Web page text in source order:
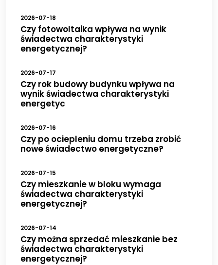
2026-07-18
Czy fotowoltaika wpływa na wynik
świadectwa charakterystyki
energetycznej?
2026-07-17
Czy rok budowy budynku wpływa na
wynik świadectwa charakterystyki
energetyc
2026-07-16
Czy po ociepleniu domu trzeba zrobić
nowe świadectwo energetyczne?
2026-07-15
Czy mieszkanie w bloku wymaga
świadectwa charakterystyki
energetycznej?
2026-07-14
Czy można sprzedać mieszkanie bez
świadectwa charakterystyki
energetycznej?